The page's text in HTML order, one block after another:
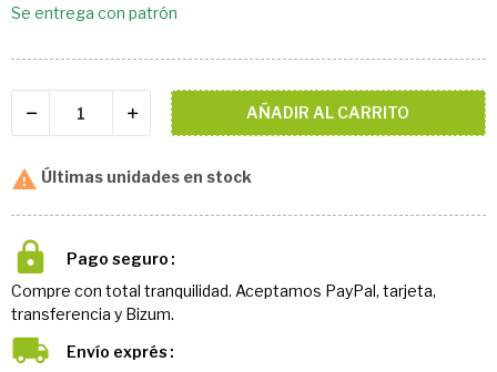
Se entrega con patrón
AÑADIR AL CARRITO
 Últimas unidades en stock
Pago seguro
Compre con total tranquilidad. Aceptamos PayPal, tarjeta,
transferencia y Bizum.
Envío exprés